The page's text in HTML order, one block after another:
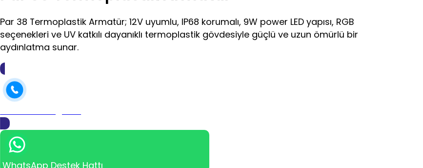
Par 38 Termoplastik Armatür; 12V uyumlu, IP68 korumalı, 9W power LED yapısı, RGB
seçenekleri ve UV katkılı dayanıklı termoplastik gövdesiyle güçlü ve uzun ömürlü bir
aydınlatma sunar.
WhatsApp Destek Hattı